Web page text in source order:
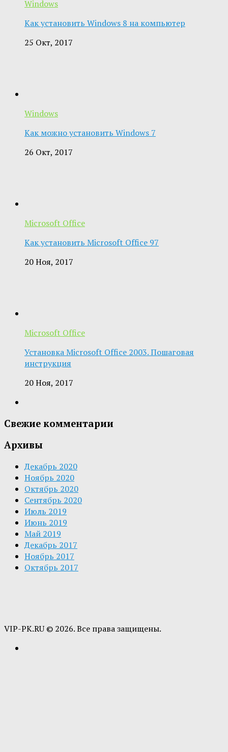
Windows
Как установить Windows 8 на компьютер
25 Окт, 2017
Windows
Как можно установить Windows 7
26 Окт, 2017
Microsoft Office
Как установить Microsoft Office 97
20 Ноя, 2017
Microsoft Office
Установка Microsoft Office 2003. Пошаговая
инструкция
20 Ноя, 2017
Свежие комментарии
Архивы
Декабрь 2020
Ноябрь 2020
Октябрь 2020
Сентябрь 2020
Июль 2019
Июнь 2019
Май 2019
Декабрь 2017
Ноябрь 2017
Октябрь 2017
VIP-PK.RU © 2026. Все права защищены.